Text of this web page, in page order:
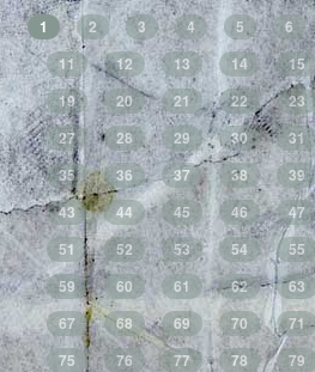
1 2 3 4 5 6
11
12 13 14 15
19
20 21 22 23
27
28 29 30 31
35
36 37 38 39
43
44 45 46 47
51
52 53 54 55
59
60 61 62 63
67
68 69 70 71
75
76 77 78 79